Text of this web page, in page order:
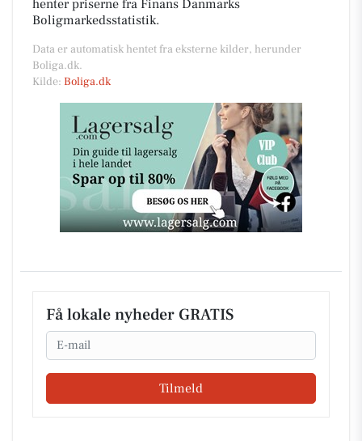
henter priserne fra Finans Danmarks
Boligmarkedsstatistik.
Data er automatisk hentet fra eksterne kilder, herunder
Boliga.dk.
Kilde: Boliga.dk
Få lokale nyheder GRATIS
Email
Tilmeld